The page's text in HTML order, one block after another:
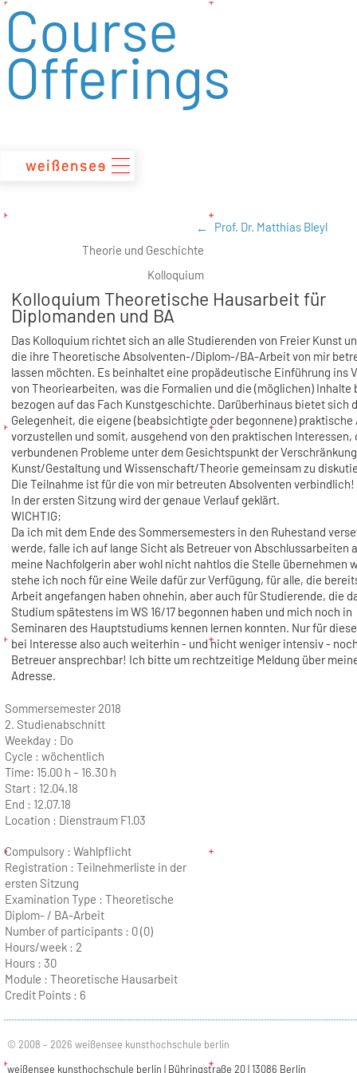
zum
Inhalt
Course
Offerings
Prof. Dr. Matthias Bleyl
Theorie und Geschichte
Kolloquium
Kolloquium Theoretische Hausarbeit für
Diplomanden und BA
Das Kolloquium richtet sich an alle Studierenden von Freier Kunst
die ihre Theoretische Absolventen-/Diplom-/BA-Arbeit von mir
lassen möchten. Es beinhaltet eine propädeutische Einführung ins
von Theoriearbeiten, was die Formalien und die (möglichen)
bezogen auf das Fach Kunstgeschichte. Darüberhinaus bietet sich
Gelegenheit, die eigene (beabsichtigte oder begonnene) praktische
vorzustellen und somit, ausgehend von den praktischen Interessen,
verbundenen Probleme unter dem Gesichtspunkt der
Kunst/Gestaltung und Wissenschaft/Theorie gemeinsam zu
Die Teilnahme ist für die von mir betreuten Absolventen verbindlich!
In der ersten Sitzung wird der genaue Verlauf geklärt.
WICHTIG:
Da ich mit dem Ende des Sommersemesters in den Ruhestand
werde, falle ich auf lange Sicht als Betreuer von Abschlussarbeiten
meine Nachfolgerin aber wohl nicht nahtlos die Stelle übernehmen
stehe ich noch für eine Weile dafür zur Verfügung, für alle, die
Arbeit angefangen haben ohnehin, aber auch für Studierende, die
Studium spätestens im WS 16/17 begonnen haben und mich noch in
Seminaren des Hauptstudiums kennen lernen konnten. Nur für
bei Interesse also auch weiterhin - und nicht weniger intensiv -
Betreuer ansprechbar! Ich bitte um rechtzeitige Meldung über
Adresse.
Sommersemester 2018
2. Studienabschnitt
Weekday : Do
Cycle : wöchentlich
Time: 15.00 h – 16.30 h
Start : 12.04.18
End : 12.07.18
Location : Dienstraum F1.03
Compulsory : Wahlpflicht
Registration : Teilnehmerliste in der
ersten Sitzung
Examination Type : Theoretische
Diplom- / BA-Arbeit
Number of participants : 0 (0)
Hours/week : 2
Hours : 30
Module : Theoretische Hausarbeit
Credit Points : 6
© 2008 – 2026 weißensee kunsthochschule berlin
weißensee kunsthochschule berlin | Bühringstraße 20 | 13086 Berlin